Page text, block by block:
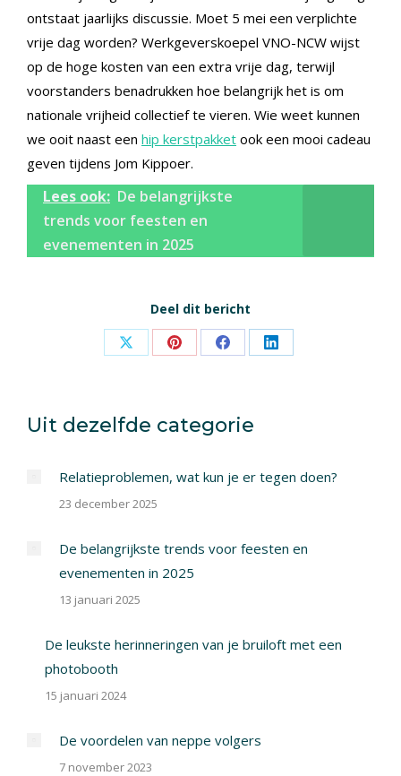
ontstaat jaarlijks discussie. Moet 5 mei een verplichte
vrije dag worden? Werkgeverskoepel VNO-NCW wijst
op de hoge kosten van een extra vrije dag, terwijl
voorstanders benadrukken hoe belangrijk het is om
nationale vrijheid collectief te vieren. Wie weet kunnen
we ooit naast een hip kerstpakket ook een mooi cadeau
geven tijdens Jom Kippoer.
Lees ook: De belangrijkste
trends voor feesten en
evenementen in 2025
Deel dit bericht
Share Share Share Share
Uit dezelfde categorie
Relatieproblemen, wat kun je er tegen doen?
23 december 2025
De belangrijkste trends voor feesten en
evenementen in 2025
13 januari 2025
De leukste herinneringen van je bruiloft met een
photobooth
15 januari 2024
De voordelen van neppe volgers
7 november 2023